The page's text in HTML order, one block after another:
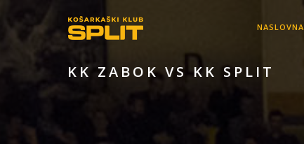
NASLOVNA
KK ZABOK VS KK SPLIT